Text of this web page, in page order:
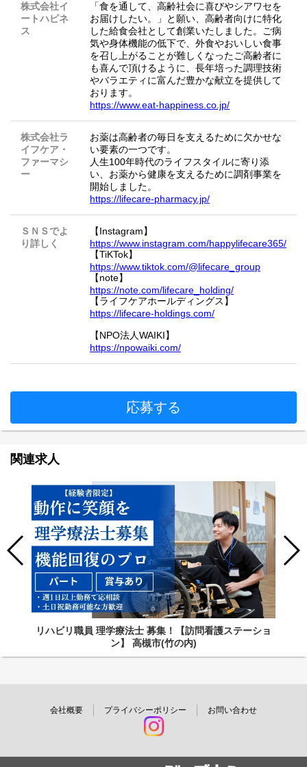
株式会社イ
ートハピネ
ス
「食を通して、高齢社会に喜びやシアワセを
お届けしたい。」と願い、高齢者向けに特化
した給食会社として創業いたしました。ご病
気や身体機能の低下で、外食やおいしい食事
を召し上がることが難しくなったご高齢者に
も喜んで頂けるように、長年培った調理技術
やバラエティに富んだ豊かな献立を提供して
おります。
https://www.eat-happiness.co.jp/
株式会社ラ
イフケア・
ファーマシ
ー
お薬は高齢者の毎日を支えるために欠かせな
い要素の一つです。
人生100年時代のライフスタイルに寄り添
い、お薬から健康を支えるために調剤事業を
開始しました。
https://lifecare-pharmacy.jp/
ＳＮＳでよ
り詳しく
【Instagram】
https://www.instagram.com/happylifecare365/
【TiKTok】
https://www.tiktok.com/@lifecare_group
【note】
https://note.com/lifecare_holding/
【ライフケアホールディングス】
https://lifecare-holdings.com/
【NPO法人WAIKI】
https://npowaiki.com/
応募する
関連求人
リハビリ職員 理学療法士 募集！【訪問看護ステーショ
ン】 高槻市(竹の内)
会社概要 プライバシーポリシー お問い合わせ